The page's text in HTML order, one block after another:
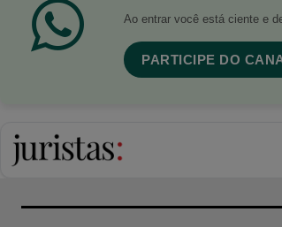
Ao entrar você está ciente e
PARTICIPE DO